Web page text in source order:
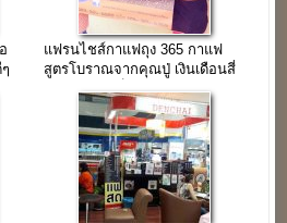
แฟรนไชส์กาแฟถุง 365 กาแฟ
สูตรโบราณจากคุณปู่ เงินเดือนสี่